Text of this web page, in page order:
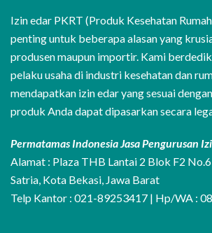
Izin edar PKRT (Produk Kesehatan
penting untuk beberapa alasan yang
produsen maupun importir. Kami
pelaku usaha di industri kesehatan dan
mendapatkan izin edar yang sesuai
produk Anda dapat dipasarkan secara
Permatamas Indonesia Jasa Pengurusan
Alamat : Plaza THB Lantai 2 Blok F2
Satria, Kota Bekasi, Jawa Barat
Telp Kantor : 021-89253417 | Hp/WA :